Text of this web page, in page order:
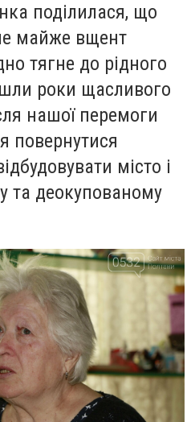
поділилася, що
майже вщент
тягне до рідного
роки щасливого
нашої перемоги
повернутися
місто і
та деокупованому